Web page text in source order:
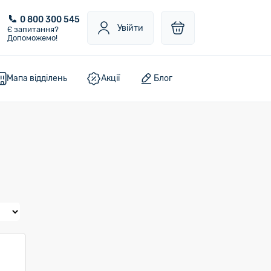
0 800 300 545
Є запитання?
Допоможемо!
Увійти
Мапа відділень Акції Блог